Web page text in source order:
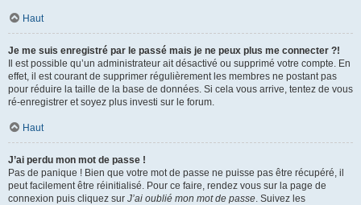
Haut
Je me suis enregistré par le passé mais je ne peux plus me connecter ?!
Il est possible qu’un administrateur ait désactivé ou supprimé votre compte. En
effet, il est courant de supprimer régulièrement les membres ne postant pas
pour réduire la taille de la base de données. Si cela vous arrive, tentez de vous
ré-enregistrer et soyez plus investi sur le forum.
Haut
J’ai perdu mon mot de passe !
Pas de panique ! Bien que votre mot de passe ne puisse pas être récupéré, il
peut facilement être réinitialisé. Pour ce faire, rendez vous sur la page de
connexion puis cliquez sur J’ai oublié mon mot de passe. Suivez les